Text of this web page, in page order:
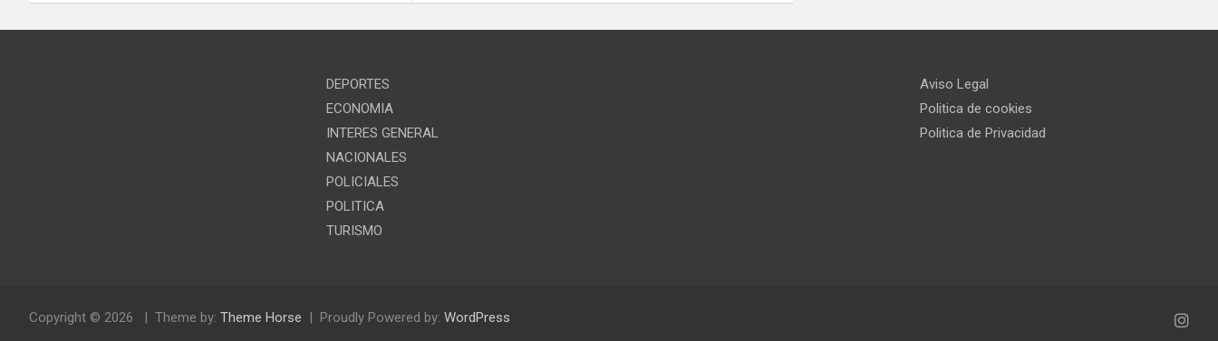
DEPORTES
ECONOMIA
INTERES GENERAL
NACIONALES
POLICIALES
POLITICA
TURISMO
Aviso Legal
Politica de cookies
Politica de Privacidad
Copyright © 2026 Theme by: Theme Horse Proudly Powered by: WordPress